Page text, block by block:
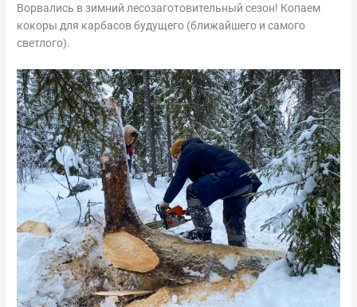
Ворвались в зимний лесозаготовительный сезон! Копаем
кокоры для карбасов будущего (ближайшего и самого
светлого).